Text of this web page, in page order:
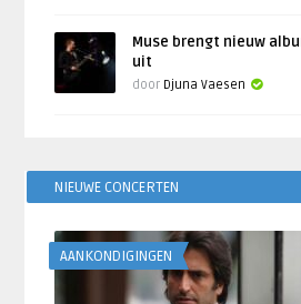
Muse brengt nieuw
uit
door Djuna Vaesen
NIEUWE CONCERTEN
AANKONDIGINGEN